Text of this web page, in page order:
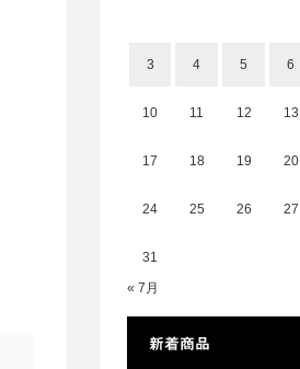
3 4 5 6
10 11 12 13
17 18 19 20
24 25 26 27
31
« 7月
新着商品